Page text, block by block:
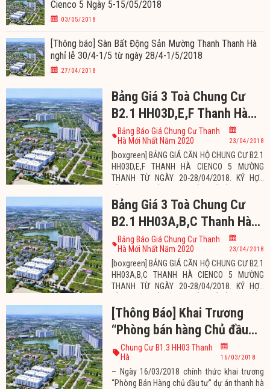
Cienco 5 Ngày 5-15/05/2018
03/05/2018
[Thông báo] Sàn Bất Động Sản Mường Thanh Thanh Hà
nghỉ lễ 30/4-1/5 từ ngày 28/4-1/5/2018
27/04/2018
Bảng Giá 3 Toà Chung Cư
B2.1 HH03D,E,F Thanh Hà
Cienco 5 Ngày 20-
28/04/2018
Bảng Báo Giá Chung Cư Thanh
Hà Mới Nhất Năm 2020
23/04/2018
[boxgreen] BẢNG GIÁ CĂN HỘ CHUNG CƯ B2.1
HH03D,E,F THANH HÀ CIENCO 5 MƯỜNG
THANH TỪ NGÀY 20-28/04/2018. KÝ HỢP
VỐN NGÂN HÀNG TỐI ĐA 70%GTHĐ LÃI SUẤT
8,49%/2 NĂM, NĂM ĐẦU TIÊN KHÔNG PHẢI
TRẢ GỐC, VAY TỐI ĐA 25 NĂM. KHÁCH HÀNG
PHẢI CÓ TỐI THIỂU 30%GTHĐ ĐỂ LÀM THỦ
TỤC HỒ SƠ VAY VỐN CHO
Bảng Giá 3 Toà Chung Cư
B2.1 HH03A,B,C Thanh Hà
Cienco 5 Ngày 20-
28/04/2018
Bảng Báo Giá Chung Cư Thanh
Hà Mới Nhất Năm 2020
23/04/2018
[boxgreen] BẢNG GIÁ CĂN HỘ CHUNG CƯ B2.1
HH03A,B,C THANH HÀ CIENCO 5 MƯỜNG
THANH TỪ NGÀY 20-28/04/2018. KÝ HỢP
VỐN NGÂN HÀNG TỐI ĐA 70%GTHĐ LÃI SUẤT
8,49%/2 NĂM, NĂM ĐẦU TIÊN KHÔNG PHẢI
TRẢ GỐC, VAY TỐI ĐA 25 NĂM. KHÁCH HÀNG
PHẢI CÓ TỐI THIỂU 30%GTHĐ ĐỂ LÀM THỦ
TỤC HỒ SƠ VAY VỐN CHO
[Thông Báo] Khai Trương
“Phòng bán hàng Chủ đầu
tư” Chung Cư, Kiot, Liền Kề(
Đối diện BQL dự án thanh
hà) ngày 16/3/2018
Chung Cư B1.3 HH03 Thanh
Hà
16/03/2018
– Ngày 16/03/2018 chính thức khai trương
“Phòng Bán Hàng chủ đầu tư” dự án thanh hà